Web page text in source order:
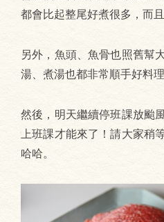
都會比起整尾好煮很多，而
另外，魚頭、魚骨也照舊幫
湯、煮湯也都非常順手好料理
然後，明天繼續停班課放颱
上班課才能來了！請大家稍
哈哈。